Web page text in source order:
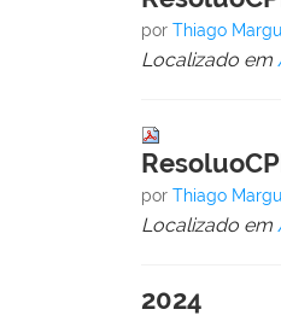
porThiago
Localizado em
porThiago
Localizado em
2024